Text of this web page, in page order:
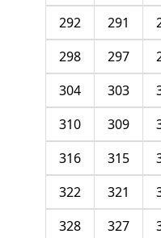
291
292
297
298
303
304
309
310
315
316
321
322
327
328